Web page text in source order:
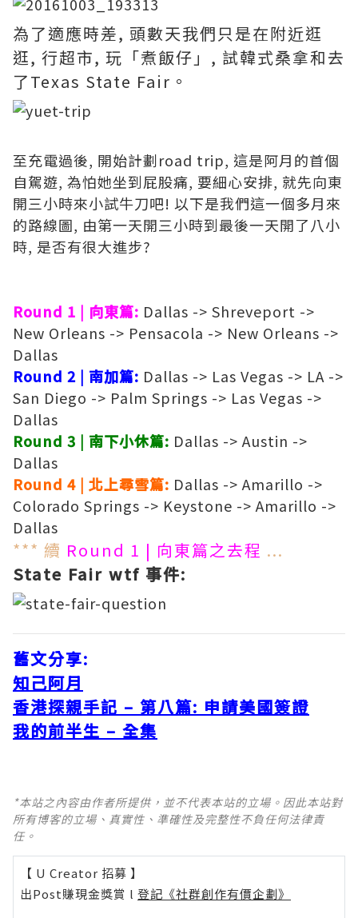
為了適應時差, 頭數天我們只是在附近逛
逛, 行超市, 玩「煮飯仔」, 試韓式桑拿和去
了Texas State Fair。
至充電過後, 開始計劃road trip, 這是阿月的首個
自駕遊, 為怕她坐到屁股痛, 要細心安排, 就先向東
開三小時來小試牛刀吧! 以下是我們這一個多月來
的路線圖, 由第一天開三小時到最後一天開了八小
時, 是否有很大進步?
Round 1 | 向東篇: Dallas -> Shreveport ->
New Orleans -> Pensacola -> New Orleans ->
Dallas
Round 2 | 南加篇: Dallas -> Las Vegas -> LA ->
San Diego -> Palm Springs -> Las Vegas ->
Dallas
Round 3 | 南下小休篇: Dallas -> Austin ->
Dallas
Round 4 | 北上尋雪篇: Dallas -> Amarillo ->
Colorado Springs -> Keystone -> Amarillo ->
Dallas
*** 續 Round 1 | 向東篇之去程 ...
State Fair wtf 事件:
舊文分享:
知己阿月
香港探親手記 – 第八篇: 申請美國簽證
我的前半生 – 全集
*本站之內容由作者所提供，並不代表本站的立場。因此本站對
所有博客的立場、真實性、準確性及完整性不負任何法律責
任。
【 U Creator 招募 】
出Post賺現金獎賞 l 登記《社群創作有價企劃》